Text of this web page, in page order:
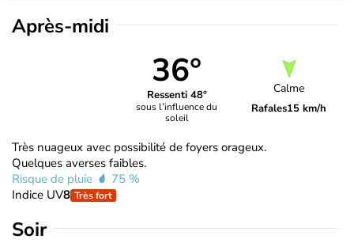
Après-midi
36°
Ressenti 48°
sous l’influence du
soleil
Calme
Rafales15 km/h
Très nuageux avec possibilité de foyers orageux.
Quelques averses faibles.
Risque de pluie
75 %
Indice UV8 Très fort
Soir